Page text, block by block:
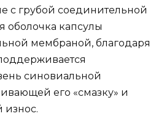
с грубой соединительной
оболочка капсулы
мембраной, благодаря
синовиальной
его «смазку» и